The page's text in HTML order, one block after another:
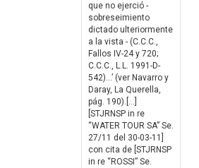
que no ejerció -
sobreseimiento
dictado ulteriormente
a la vista - (C.C.C.,
Fallos IV-24 y 720;
C.C.C., L.L. 1991-D-
542)…’ (ver Navarro y
Daray, La Querella,
pág. 190).[…]
[STJRNSP in re
“WATER TOUR SA” Se.
27/11 del 30-03-11]
con cita de [STJRNSP
in re “ROSSI” Se.